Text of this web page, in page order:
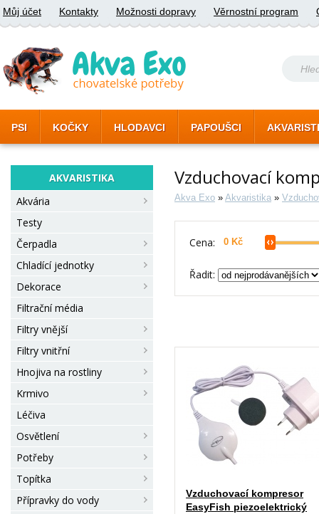
Můj účet Kontakty Možnosti dopravy Věrnostní program
PSI KOČKY HLODAVCI PAPOUŠCI
AKVARISTIKA
Akvária
Testy
Čerpadla
Chladící jednotky
Dekorace
Filtrační média
Filtry vnější
Filtry vnitřní
Hnojiva na rostliny
Krmivo
Léčiva
Osvětlení
Potřeby
Topítka
Přípravky do vody
Vzduchovací
Akva Exo » Akvaristika »
Cena:
Řadit:
Vzduchovací kompresor
EasyFish piezoelektrický